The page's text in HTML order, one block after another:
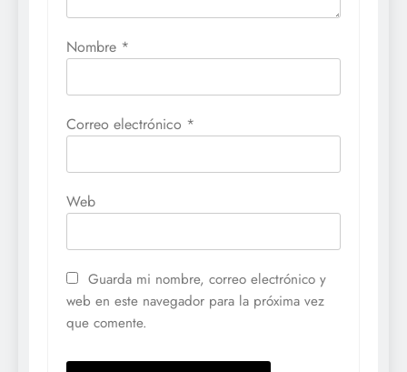
Nombre *
Correo electrónico *
Web
Guarda mi nombre, correo electrónico y
web en este navegador para la próxima vez
que comente.